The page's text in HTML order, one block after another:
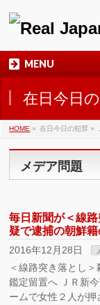
MENU
在日今日
HOME » 在日今日の犯罪 »
メデア問題
毎日新聞が＜線
疑で逮捕の朝鮮
2016年12月28日
＜線路突き落とし＞
鑑定留置へ ＪＲ新
ームで女性２人が